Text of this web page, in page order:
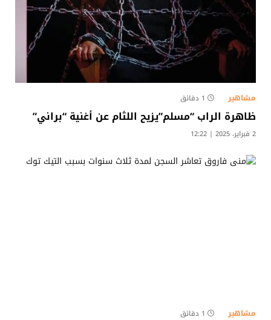
مشاهير 1 دقائق
ظاهرة الراب “مسلم”يزيح اللثام عن أغنية “براني”
2 فبراير، 2025 | 12:22
مشاهير 1 دقائق